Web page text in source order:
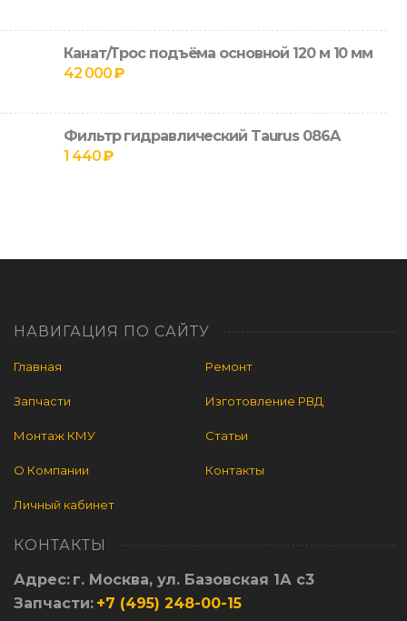
Канат/Трос подъёма основной 120 м 10 мм
42 000₽
Фильтр гидравлический Taurus 086A
1 440₽
НАВИГАЦИЯ ПО САЙТУ
Главная Ремонт
Запчасти Изготовление РВД
Монтаж КМУ Статьи
О Компании Контакты
Личный кабинет
КОНТАКТЫ
Адрес: г. Москва, ул. Базовская 1А с3
Запчасти: +7 (495) 248-00-15